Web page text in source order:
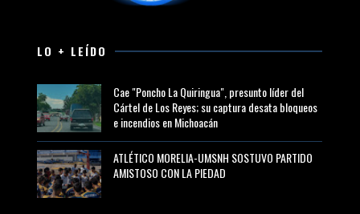
LO + LEÍDO
Cae "Poncho La Quiringua", presunto líder del
Cártel de Los Reyes; su captura desata bloqueos
e incendios en Michoacán
ATLÉTICO MORELIA-UMSNH SOSTUVO PARTIDO
AMISTOSO CON LA PIEDAD